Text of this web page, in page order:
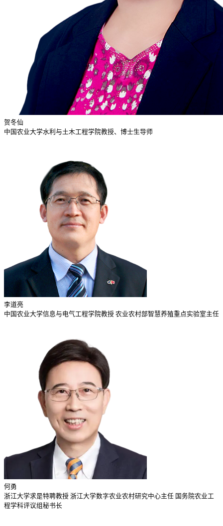
贺冬仙
中国农业大学水利与土木工程学院教授、博士生导师
李道亮
中国农业大学信息与电气工程学院教授 农业农村部智慧养殖重点实验室主任
何勇
浙江大学求是特聘教授 浙江大学数字农业农村研究中心主任 国务院农业工
程学科评议组秘书长